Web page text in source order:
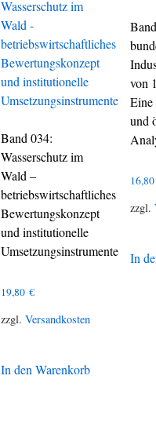
Band 034:
Wasserschutz im
Wald –
betriebswirtschaftliches
Bewertungskonzept
und institutionelle
Umsetzungsinstrumente
19,80 €
zzgl. Versandkosten
In den Warenkorb
von
Eine
und
zzgl.
In